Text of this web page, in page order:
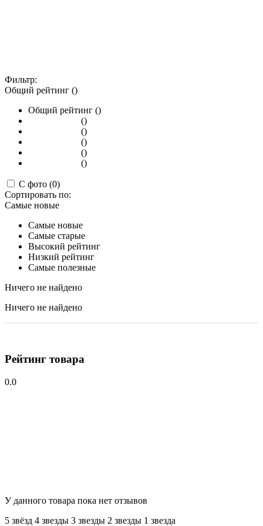
Фильтр:
Общий рейтинг ()
Общий рейтинг ()
()
()
()
()
()
С фото (0)
Сортировать по:
Самые новые
Самые новые
Самые старые
Высокий рейтинг
Низкий рейтинг
Самые полезные
Ничего не найдено
Ничего не найдено
Рейтинг товара
0.0
У данного товара пока нет отзывов
5 звёзд 4 звeзды 3 звeзды 2 звeзды 1 звeзда